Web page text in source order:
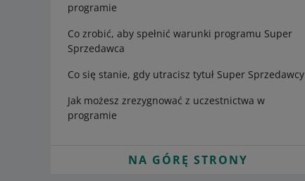
programie
Co zrobić, aby spełnić warunki programu Super
Sprzedawca
Co się stanie, gdy utracisz tytuł Super Sprzedawcy
Jak możesz zrezygnować z uczestnictwa w
programie
NA GÓRĘ STRONY